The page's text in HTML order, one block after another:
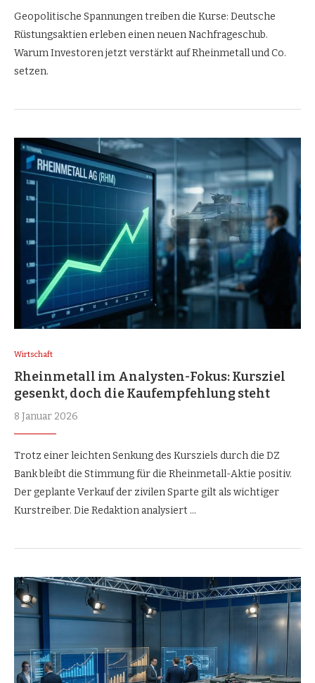
Geopolitische Spannungen treiben die Kurse: Deutsche
Rüstungsaktien erleben einen neuen Nachfrageschub.
Warum Investoren jetzt verstärkt auf Rheinmetall und Co.
setzen.
Wirtschaft
Rheinmetall im Analysten-Fokus: Kursziel
gesenkt, doch die Kaufempfehlung steht
8 Januar 2026
Trotz einer leichten Senkung des Kursziels durch die DZ
Bank bleibt die Stimmung für die Rheinmetall-Aktie positiv.
Der geplante Verkauf der zivilen Sparte gilt als wichtiger
Kurstreiber. Die Redaktion analysiert …